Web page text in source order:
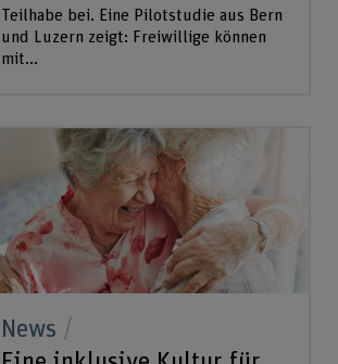
Teilhabe bei. Eine Pilotstudie aus Bern
und Luzern zeigt: Freiwillige können
mit...
News